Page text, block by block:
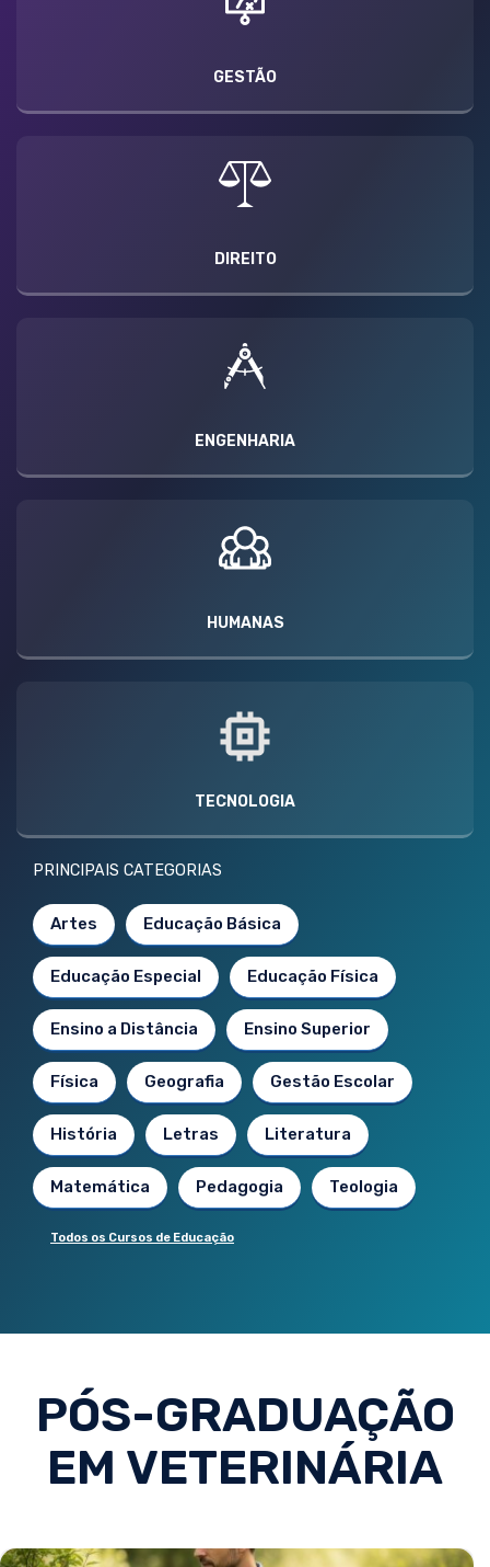
GESTÃO
DIREITO
ENGENHARIA
HUMANAS
TECNOLOGIA
PRINCIPAIS CATEGORIAS
Artes Educação Básica
Educação Especial Educação Física
Ensino a Distância Ensino Superior
Física Geografia Gestão Escolar
História Letras Literatura
Matemática Pedagogia Teologia
Todos os Cursos de Educação
PÓS-GRADUAÇÃO
EM VETERINÁRIA